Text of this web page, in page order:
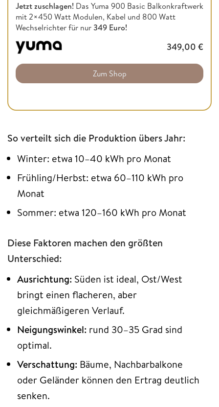
Jetzt zuschlagen! Das Yuma 900 Basic Balkonkraftwerk
mit 2×450 Watt Modulen, Kabel und 800 Watt
Wechselrichter für nur 349 Euro!
349,00 €
Zum Shop
So verteilt sich die Produktion übers Jahr:
Winter: etwa 10–40 kWh pro Monat
Frühling/Herbst: etwa 60–110 kWh pro
Monat
Sommer: etwa 120–160 kWh pro Monat
Diese Faktoren machen den größten
Unterschied:
Ausrichtung: Süden ist ideal, Ost/West
bringt einen flacheren, aber
gleichmäßigeren Verlauf.
Neigungswinkel: rund 30–35 Grad sind
optimal.
Verschattung: Bäume, Nachbarbalkone
oder Geländer können den Ertrag deutlich
senken.